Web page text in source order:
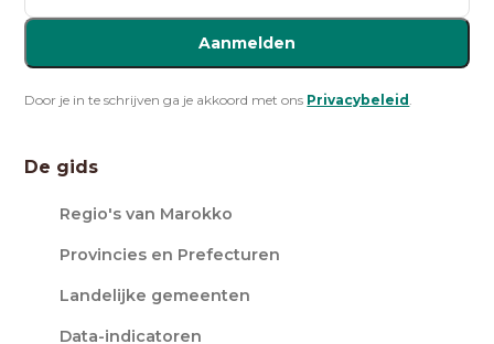
Aanmelden
Door je in te schrijven ga je akkoord met ons Privacybeleid
De gids
Regio's van Marokko
Provincies en Prefecturen
Landelijke gemeenten
Data-indicatoren